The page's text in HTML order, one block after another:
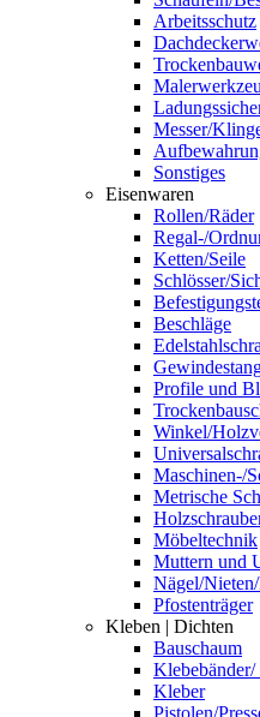
Arbeitsschutz
Messer/
Sonstiges
Eisenwaren
Rollen/Räder
Regal-/
Ketten/Seile
Schlösser/
Beschläge
Profile und
Winkel/
Maschinen-/
Metrische
Möbeltechnik
Muttern und
Nägel/
Pfostenträger
Kleben | Dichten
Bauschaum
Klebebänder/
Kleber